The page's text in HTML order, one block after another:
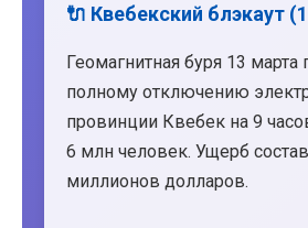
🔌 Квебекский блэкаут
Геомагнитная буря 13 марта
полному отключению
провинции Квебек на 9
6 млн человек. Ущерб
миллионов долларов.